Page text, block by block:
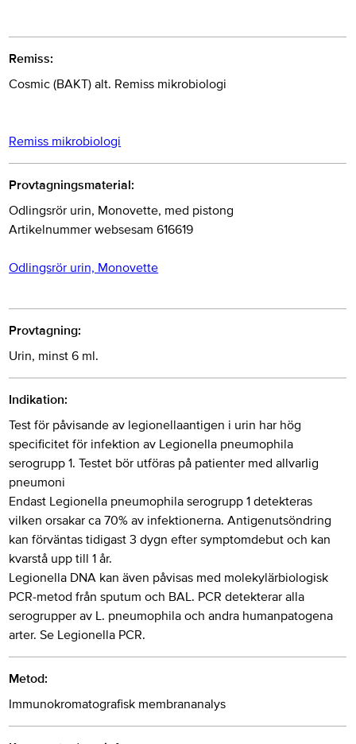
Remiss:
Cosmic (BAKT) alt. Remiss mikrobiologi
Remiss mikrobiologi
Provtagningsmaterial:
Odlingsrör urin, Monovette, med pistong
Artikelnummer websesam 616619
Odlingsrör urin, Monovette
Provtagning:
Urin, minst 6 ml.
Indikation:
Test för påvisande av legionellaantigen i urin har hög
specificitet för infektion av Legionella pneumophila
serogrupp 1. Testet bör utföras på patienter med allvarlig
pneumoni
Endast Legionella pneumophila serogrupp 1 detekteras
vilken orsakar ca 70% av infektionerna. Antigenutsöndring
kan förväntas tidigast 3 dygn efter symptomdebut och kan
kvarstå upp till 1 år.
Legionella DNA kan även påvisas med molekylärbiologisk
PCR-metod från sputum och BAL. PCR detekterar alla
serogrupper av L. pneumophila och andra humanpatogena
arter. Se Legionella PCR.
Metod:
Immunokromatografisk membrananalys